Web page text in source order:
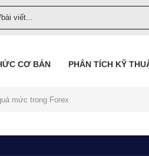
CƠ BẢN PHÂN TÍCH KỸ
mức trong Forex